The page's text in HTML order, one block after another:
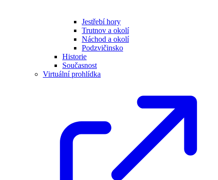
Jestřebí hory
Trutnov a okolí
Náchod a okolí
Podzvičinsko
Historie
Současnost
Virtuální prohlídka